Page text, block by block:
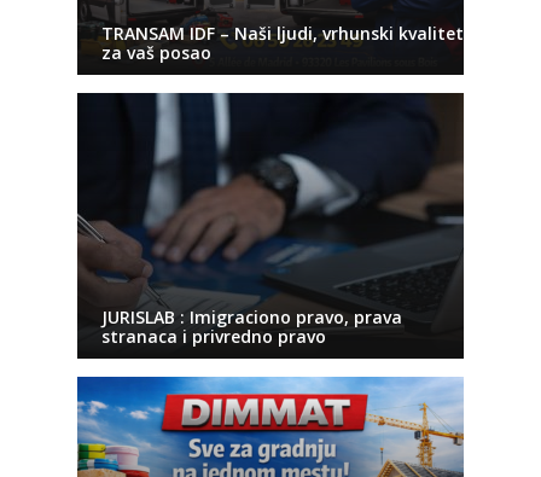
TRANSAM IDF – Naši ljudi, vrhunski kvalitet
za vaš posao
JURISLAB : Imigraciono pravo, prava
stranaca i privredno pravo